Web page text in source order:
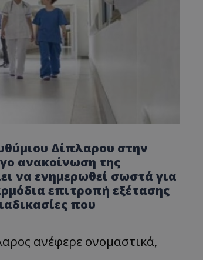
Δίπλαρου στην
ανακοίνωση της
να ενημερωθεί σωστά για
επιτροπή εξέτασης
που
ανέφερε ονομαστικά,